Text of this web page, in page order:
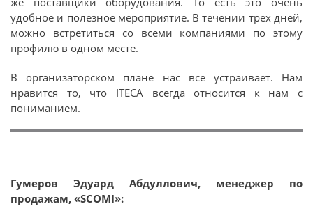
удобное и полезное мероприятие. В течении трех дней,
можно встретиться со всеми компаниями по этому
профилю в одном месте.
В организаторском плане нас все устраивает. Нам
нравится то, что ITECA всегда относится к нам с
пониманием.
Гумеров Эдуард Абдуллович, менеджер по
продажам, «SCOMI»: